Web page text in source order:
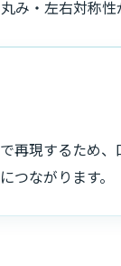
み・左右対称性
再現するため
つながります。